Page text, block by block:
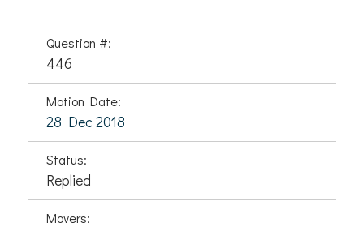
Question #:
446
Motion Date:
28 Dec 2018
Status:
Replied
Movers: